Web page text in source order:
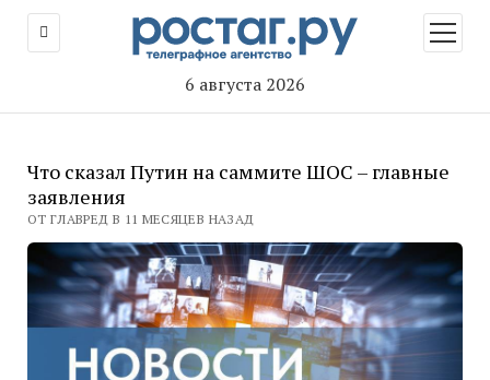
6 августа 2026
меню
Что сказал Путин на саммите ШОС – главные
заявления
ОТ ГЛАВРЕД В 11 МЕСЯЦЕВ НАЗАД